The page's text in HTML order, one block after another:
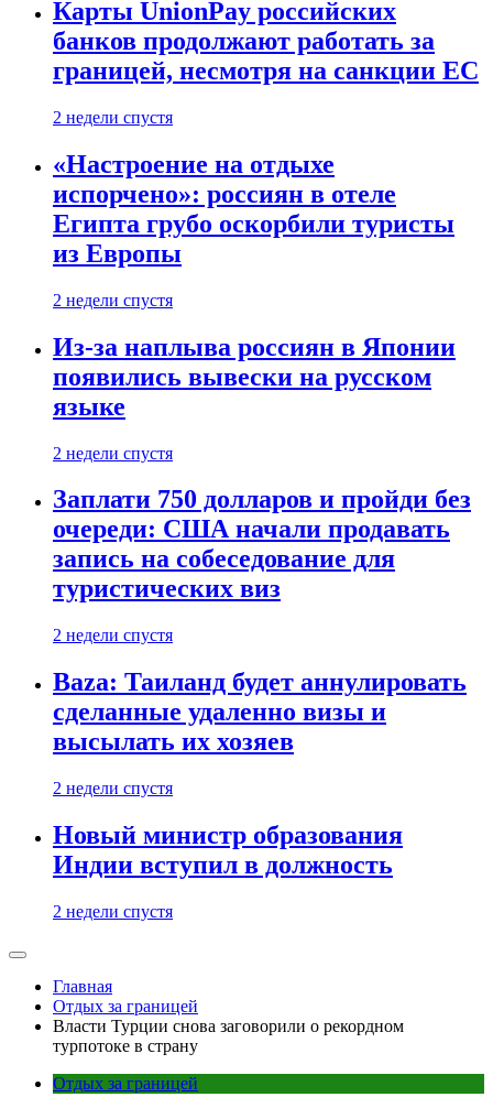
Карты UnionPay российских
банков продолжают работать за
границей, несмотря на санкции ЕС
2 недели спустя
«Настроение на отдыхе
испорчено»: россиян в отеле
Египта грубо оскорбили туристы
из Европы
2 недели спустя
Из-за наплыва россиян в Японии
появились вывески на русском
языке
2 недели спустя
Заплати 750 долларов и пройди без
очереди: США начали продавать
запись на собеседование для
туристических виз
2 недели спустя
Baza: Таиланд будет аннулировать
сделанные удаленно визы и
высылать их хозяев
2 недели спустя
Новый министр образования
Индии вступил в должность
2 недели спустя
Главная
Отдых за границей
Власти Турции снова заговорили о рекордном
турпотоке в страну
Отдых за границей